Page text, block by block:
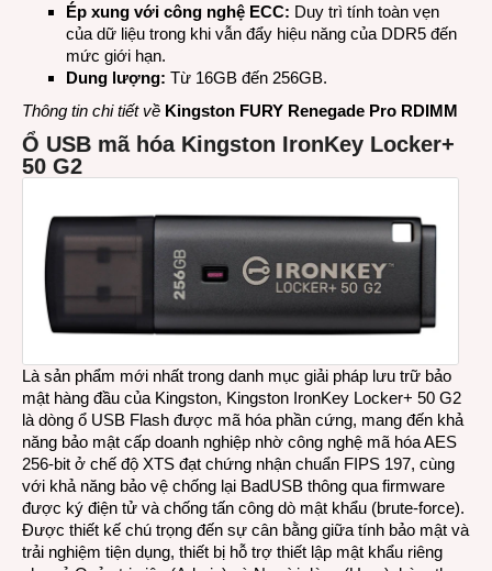
Ép xung với công nghệ ECC: Duy trì tính toàn vẹn
của dữ liệu trong khi vẫn đẩy hiệu năng của DDR5 đến
mức giới hạn.
Dung lượng: Từ 16GB đến 256GB.
Thông tin chi tiết về Kingston FURY Renegade Pro RDIMM
Ổ USB mã hóa Kingston IronKey Locker+
50 G2
Là sản phẩm mới nhất trong danh mục giải pháp lưu trữ bảo
mật hàng đầu của Kingston, Kingston IronKey Locker+ 50 G2
là dòng ổ USB Flash được mã hóa phần cứng, mang đến khả
năng bảo mật cấp doanh nghiệp nhờ công nghệ mã hóa AES
256-bit ở chế độ XTS đạt chứng nhận chuẩn FIPS 197, cùng
với khả năng bảo vệ chống lại BadUSB thông qua firmware
được ký điện tử và chống tấn công dò mật khẩu (brute-force).
Được thiết kế chú trọng đến sự cân bằng giữa tính bảo mật và
trải nghiệm tiện dụng, thiết bị hỗ trợ thiết lập mật khẩu riêng